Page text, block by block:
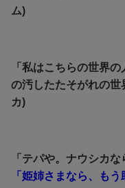
ム)
「私はこちらの世界
の汚したたそがれの
カ)
「テパや。ナウシカ
「姫姉さまなら、も